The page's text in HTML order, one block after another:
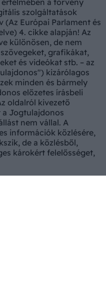
a törvény
szolgáltatások
(Az Európai Parlament és
4. cikke alapján! Az
különösen, de nem
grafikákat,
és videókat stb. – az
kizárólagos
minden és bármely
előzetes írásbeli
oldalról kivezető
Jogtulajdonos
nem vállal. A
információk közlésére,
de a közlésből,
károkért felelősséget,